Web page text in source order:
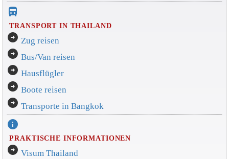
directions_bus_filled
TRANSPORT IN THAILAND
arrow_circle_right Zug reisen
arrow_circle_right Bus/Van reisen
arrow_circle_right Hausflügler
arrow_circle_right Boote reisen
arrow_circle_right Transporte in Bangkok
info
PRAKTISCHE INFORMATIONEN
arrow_circle_right Visum Thailand